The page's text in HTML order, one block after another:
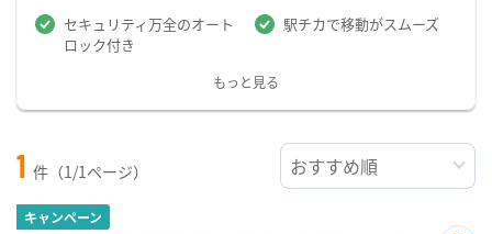
セキュリティ万全のオート
ロック付き
駅チカで移動がスムーズ
もっと見る
1 件（1/1ページ）
キャンペーン